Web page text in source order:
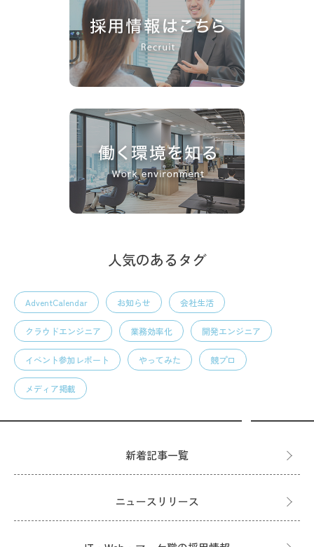
人気のあるタグ
AdventCalendar お知らせ 会社生活
クラウドエンジニア 業務効率化 開発エンジニア
イベント参加レポート やってみた 競プロ
メディア掲載
新着記事一覧
ニュースリリース